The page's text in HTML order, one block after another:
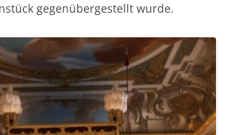
gegenübergestellt wurde.